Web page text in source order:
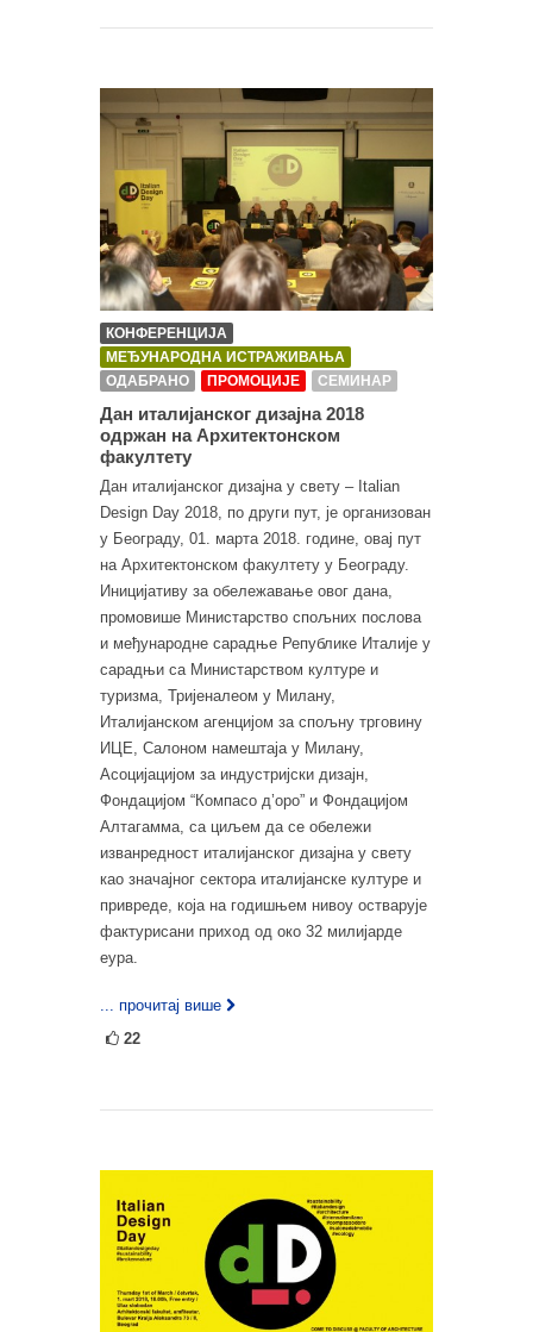
КОНФЕРЕНЦИЈА
МЕЂУНАРОДНА ИСТРАЖИВАЊА
ОДАБРАНО
ПРОМОЦИЈЕ СЕМИНАР
Дан италијанског дизајна 2018
одржан на Архитектонском
факултету
Дан италијанског дизајна у свету – Italian
Design Day 2018, по други пут, је организован
у Београду, 01. марта 2018. године, овај пут
на Архитектонском факултету у Београду.
Иницијативу за обележавање овог дана,
промовише Министарство спољних послова
и међународне сарадње Републике Италије у
сарадњи са Министарством културе и
туризма, Тријеналеом у Милану,
Италијанском агенцијом за спољну трговину
ИЦЕ, Салоном намештаја у Милану,
Асоцијацијом за индустријски дизајн,
Фондацијом “Компасо д’оро” и Фондацијом
Алтагамма, са циљем да се обележи
изванредност италијанског дизајна у свету
као значајног сектора италијанске културе и
привреде, која на годишњем нивоу остварује
фактурисани приход од око 32 милијарде
еура.
... прочитај више
22